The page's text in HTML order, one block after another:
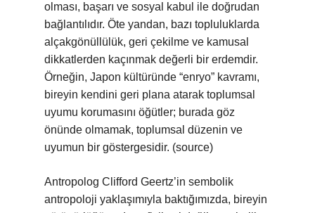
olması, başarı ve sosyal kabul ile doğrudan
bağlantılıdır. Öte yandan, bazı topluluklarda
alçakgönüllülük, geri çekilme ve kamusal
dikkatlerden kaçınmak değerli bir erdemdir.
Örneğin, Japon kültüründe “enryo” kavramı,
bireyin kendini geri plana atarak toplumsal
uyumu korumasını öğütler; burada göz
önünde olmamak, toplumsal düzenin ve
uyumun bir göstergesidir. (source)
Antropolog Clifford Geertz’in sembolik
antropoloji yaklaşımıyla baktığımızda, bireyin